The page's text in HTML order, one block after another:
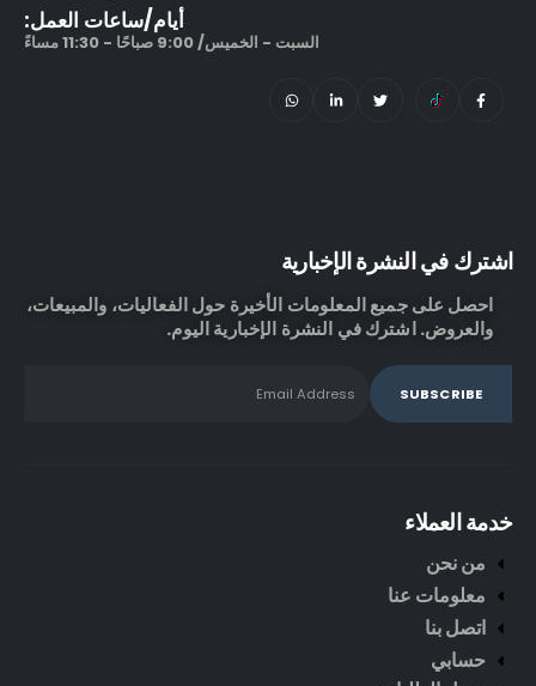
أيام/ساعات العمل:
السبت - الخميس/ 9:00 صباحًا - 11:30 مساءً
اشترك في النشرة الإخبارية
احصل على جميع المعلومات الأخيرة حول الفعاليات، والمبيعات،
والعروض. اشترك في النشرة الإخبارية اليوم.
خدمة العملاء
من نحن
معلومات عنا
اتصل بنا
حسابي